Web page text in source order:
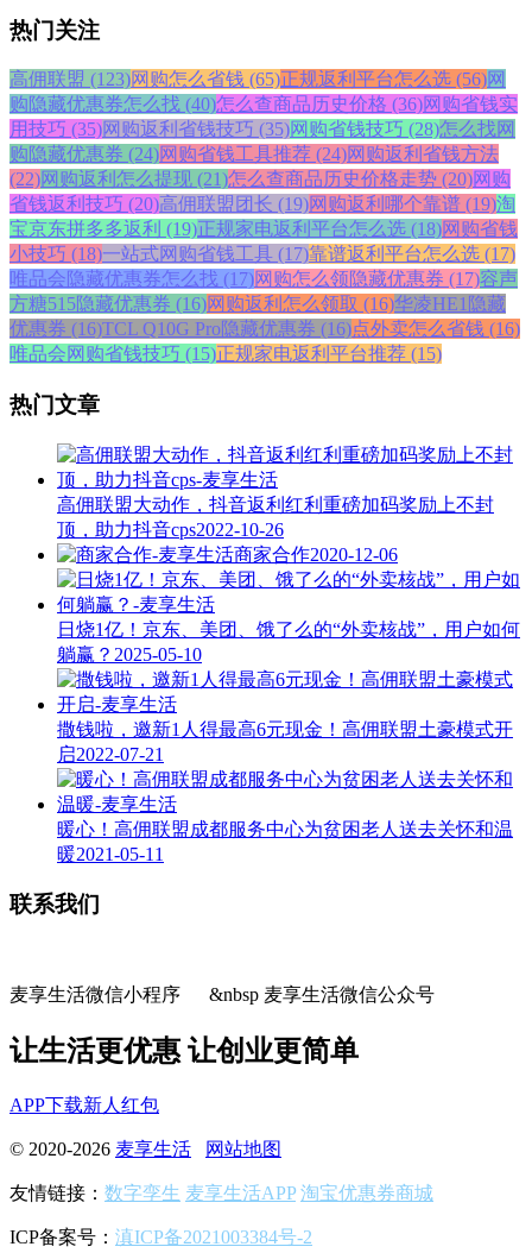
热门关注
高佣联盟 (123)网购怎么省钱 (65)正规返利平台怎么选 (56)网
购隐藏优惠券怎么找 (40)怎么查商品历史价格 (36)网购省钱实
用技巧 (35)网购返利省钱技巧 (35)网购省钱技巧 (28)怎么找网
购隐藏优惠券 (24)网购省钱工具推荐 (24)网购返利省钱方法
(22)网购返利怎么提现 (21)怎么查商品历史价格走势 (20)网购
省钱返利技巧 (20)高佣联盟团长 (19)网购返利哪个靠谱 (19)淘
宝京东拼多多返利 (19)正规家电返利平台怎么选 (18)网购省钱
小技巧 (18)一站式网购省钱工具 (17)靠谱返利平台怎么选 (17)
唯品会隐藏优惠券怎么找 (17)网购怎么领隐藏优惠券 (17)容声
方糖515隐藏优惠券 (16)网购返利怎么领取 (16)华凌HE1隐藏
优惠券 (16)TCL Q10G Pro隐藏优惠券 (16)点外卖怎么省钱 (16)
唯品会网购省钱技巧 (15)正规家电返利平台推荐 (15)
热门文章
高佣联盟大动作，抖音返利红利重磅加码奖励上不封
顶，助力抖音cps2022-10-26
商家合作2020-12-06
日烧1亿！京东、美团、饿了么的“外卖核战”，用户如何
躺赢？ 2025-05-10
撒钱啦，邀新1人得最高6元现金！高佣联盟土豪模式开
启2022-07-21
暖心！高佣联盟成都服务中心为贫困老人送去关怀和温
暖2021-05-11
联系我们
麦享生活微信小程序 &nbsp 麦享生活微信公众号
让生活更优惠 让创业更简单
APP下载新人红包
© 2020-2026 麦享生活 网站地图
友情链接： 数字孪生 麦享生活APP 淘宝优惠券商城
ICP备案号： 滇ICP备2021003384号-2